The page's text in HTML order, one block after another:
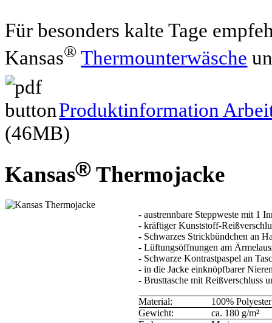
Für besonders kalte Tage
Kansas®Thermounterwäsche
Produktinformation
(46MB)
Kansas® Thermojacke
- austrennbare Steppweste mit 1
- kräftiger Kunststoff-
- Schwarzes Strickbündchen an
- Lüftungsöffnungen am
- Schwarze Kontrastpaspel an
- in die Jacke einknöpfbarer
- Brusttasche mit Reißverschluss
Material:
100% Polyester
Gewicht:
ca. 180 g/m²